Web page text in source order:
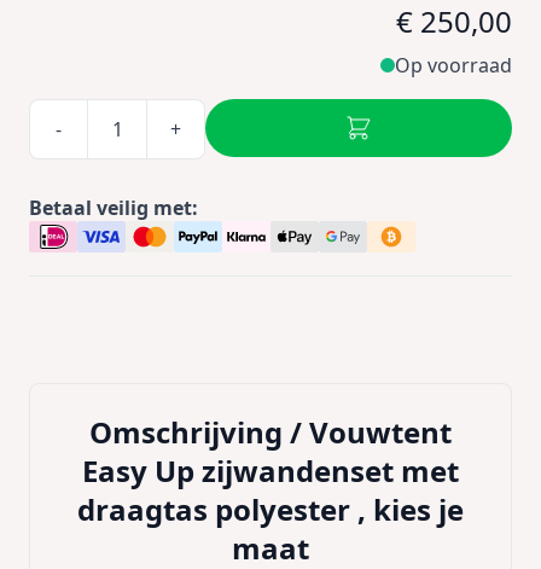
€ 250,00
Op voorraad
- +
Betaal veilig met:
Omschrijving /Vouwtent
Easy Up zijwandenset met
draagtas polyester , kies je
maat